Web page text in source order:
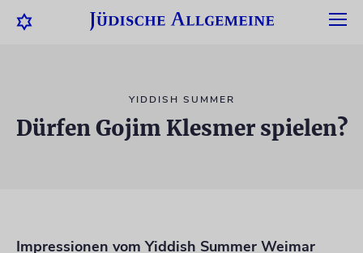
YIDDISH SUMMER
Dürfen Gojim Klesmer spielen?
Impressionen vom Yiddish Summer Weimar